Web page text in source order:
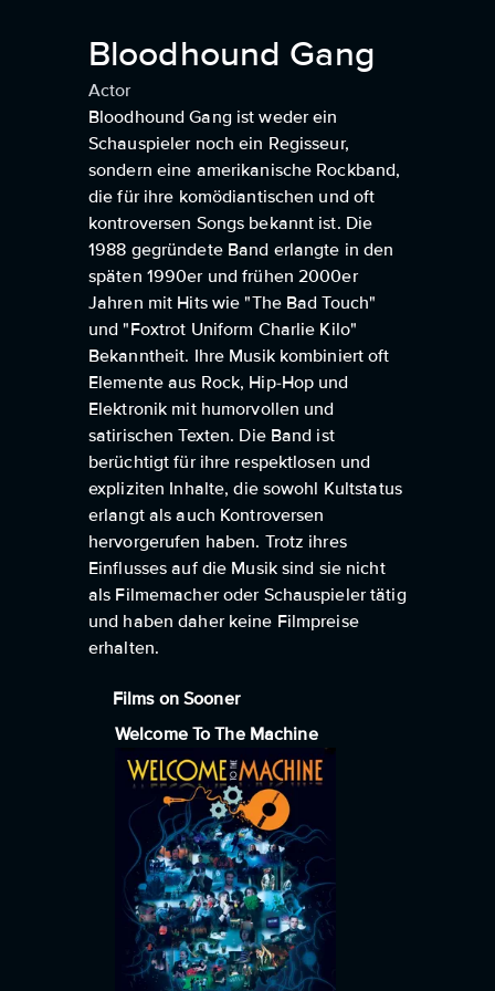
Bloodhound Gang
Actor
Bloodhound Gang ist weder ein
Schauspieler noch ein Regisseur,
sondern eine amerikanische Rockband,
die für ihre komödiantischen und oft
kontroversen Songs bekannt ist. Die
1988 gegründete Band erlangte in den
späten 1990er und frühen 2000er
Jahren mit Hits wie "The Bad Touch"
und "Foxtrot Uniform Charlie Kilo"
Bekanntheit. Ihre Musik kombiniert oft
Elemente aus Rock, Hip-Hop und
Elektronik mit humorvollen und
satirischen Texten. Die Band ist
berüchtigt für ihre respektlosen und
expliziten Inhalte, die sowohl Kultstatus
erlangt als auch Kontroversen
hervorgerufen haben. Trotz ihres
Einflusses auf die Musik sind sie nicht
als Filmemacher oder Schauspieler tätig
und haben daher keine Filmpreise
erhalten.
Films on Sooner
Welcome To The Machine